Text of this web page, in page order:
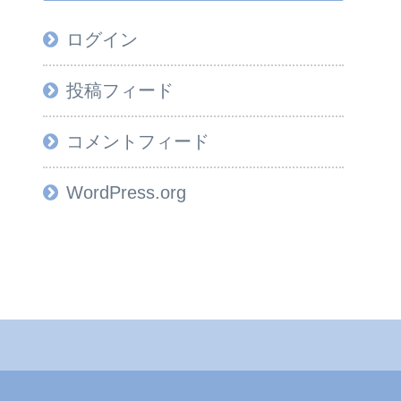
ログイン
投稿フィード
コメントフィード
WordPress.org